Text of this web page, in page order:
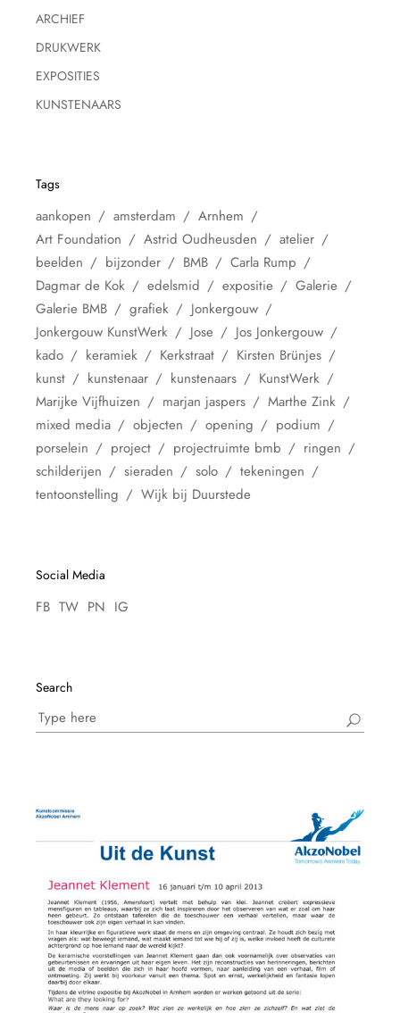
ARCHIEF
DRUKWERK
EXPOSITIES
KUNSTENAARS
Tags
aankopen amsterdam
Arnhem
Art Foundation
Astrid Oudheusden
atelier
beelden
bijzonder BMB
Carla Rump
Dagmar de Kok
edelsmid expositie
Galerie
Galerie BMB
grafiek
Jonkergouw
Jonkergouw KunstWerk
Jose
Jos Jonkergouw
kado
keramiek Kerkstraat
Kirsten Brünjes
kunst
kunstenaar kunstenaars
KunstWerk
Marijke Vijfhuizen
marjan jaspers
Marthe Zink
mixed media
objecten opening
podium
porselein
project projectruimte bmb
ringen
schilderijen
sieraden solo
tekeningen
tentoonstelling
Wijk bij Duurstede
Social Media
FB TW PN IG
Search
Search
for: